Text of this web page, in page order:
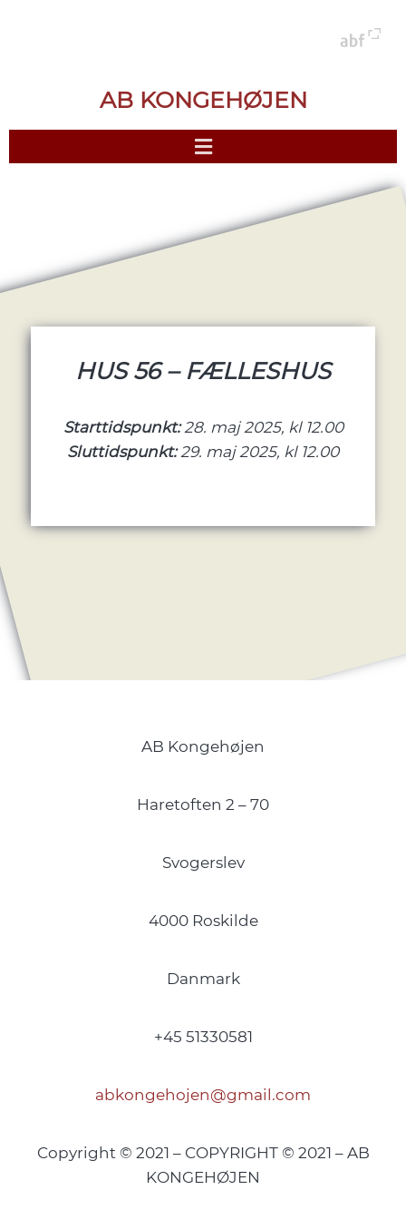
AB KONGEHØJEN
HUS 56 – FÆLLESHUS
Starttidspunkt:28. maj 2025, kl 12.00
Sluttidspunkt:29. maj 2025, kl 12.00
AB Kongehøjen
Haretoften 2 – 70
Svogerslev
4000 Roskilde
Danmark
+45 51330581
abkongehojen@gmail.com
Copyright © 2021 – COPYRIGHT © 2021 – AB
KONGEHØJEN